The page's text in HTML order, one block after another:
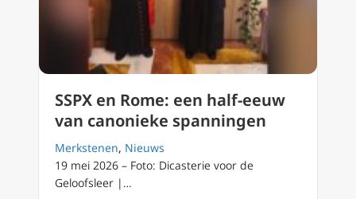
SSPX en Rome: een half-eeuw
van canonieke spanningen
Merkstenen, Nieuws
19 mei 2026 – Foto: Dicasterie voor de
Geloofsleer |…